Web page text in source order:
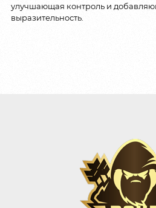
улучшающая контроль и
выразительность.